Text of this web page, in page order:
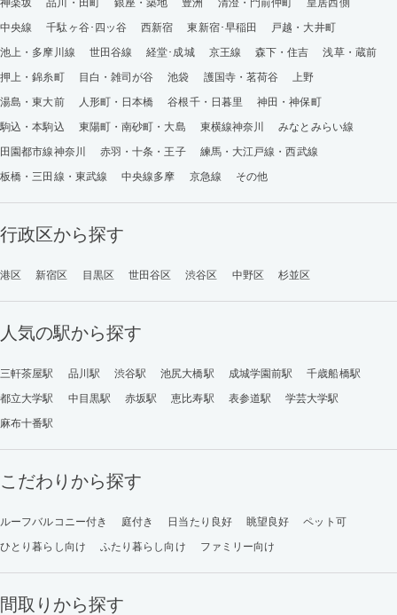
中央線
千駄ヶ谷･四ッ谷 西新宿 東新宿･早稲田
戸越・大井町
池上・多摩川線
世田谷線 経堂･成城 京王線 森下・住吉
浅草・蔵前
押上・錦糸町
目白・雑司が谷 池袋 護国寺・茗荷谷
上野
湯島・東大前
人形町・日本橋 谷根千・日暮里
神田・神保町
駒込・本駒込
東陽町・南砂町・大島 東横線神奈川
みなとみらい線
田園都市線神奈川
赤羽・十条・王子
練馬・大江戸線・西武線
板橋・三田線・東武線
中央線多摩 京急線 その他
行政区から探す
港区 新宿区 目黒区 世田谷区 渋谷区 中野区 杉並区
人気の駅から探す
三軒茶屋駅 品川駅 渋谷駅 池尻大橋駅 成城学園前駅
千歳船橋駅
都立大学駅
中目黒駅 赤坂駅 恵比寿駅 表参道駅
学芸大学駅
麻布十番駅
こだわりから探す
ルーフバルコニー付き 庭付き 日当たり良好 眺望良好
ペット可
ひとり暮らし向け
ふたり暮らし向け ファミリー向け
間取りから探す